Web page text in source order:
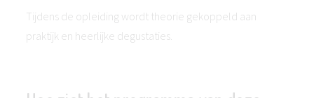
Tijdens de opleiding wordt theorie gekoppeld aan
praktijk en heerlijke degustaties.